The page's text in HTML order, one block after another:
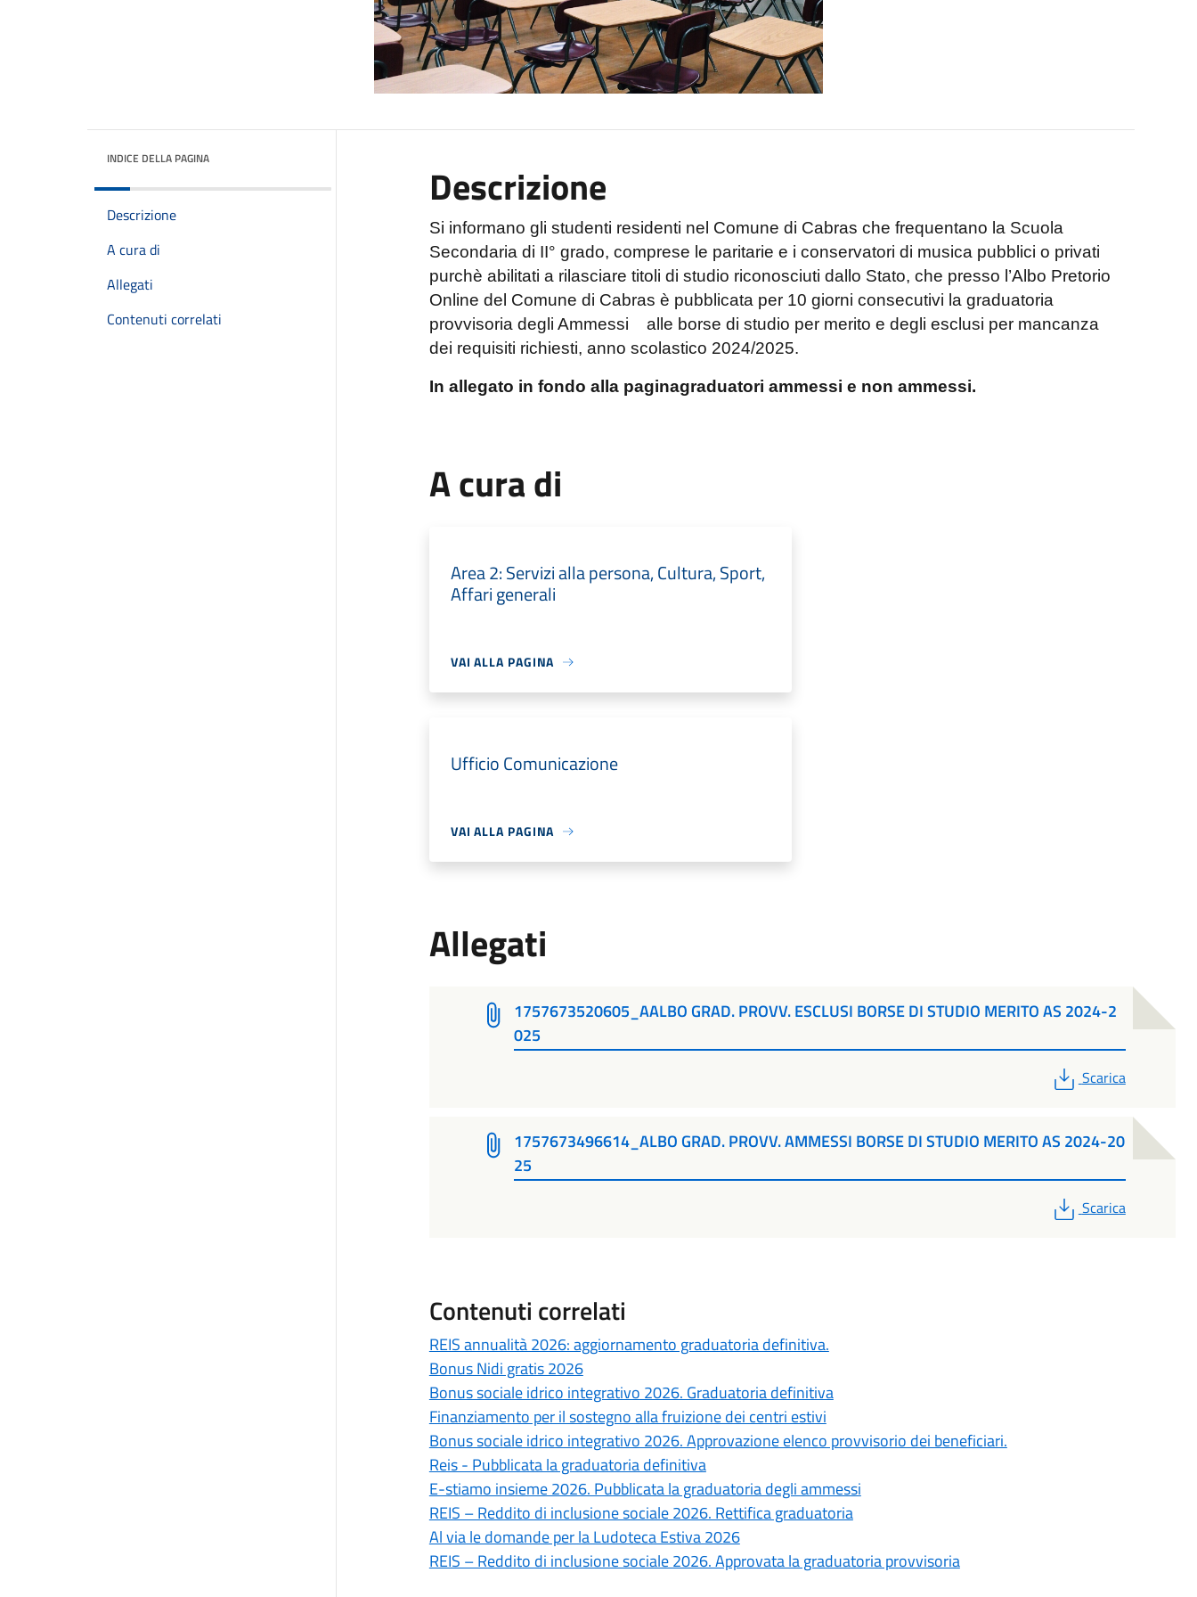
INDICE DELLA PAGINA
Descrizione
A cura di
Allegati
Contenuti correlati
Descrizione
Si informano gli studenti residenti nel Comune di Cabras che frequentano la Scuola
Secondaria di II° grado, comprese le paritarie e i conservatori di musica pubblici o privati
purchè abilitati a rilasciare titoli di studio riconosciuti dallo Stato, che presso l’Albo Pretorio
Online del Comune di Cabras è pubblicata per 10 giorni consecutivi la graduatoria
provvisoria degli Ammessi
alle borse di studio per merito e degli esclusi per mancanza
dei requisiti richiesti, anno scolastico 2024/2025.
In allegato in fondo alla paginagraduatori ammessi e non ammessi.
A cura di
Area 2: Servizi alla persona, Cultura, Sport,
Affari generali
VAI ALLA PAGINA
Ufficio Comunicazione
VAI ALLA PAGINA
Allegati
1757673520605_AALBO GRAD. PROVV. ESCLUSI BORSE DI STUDIO MERITO AS 2024-2
025
PDF
Scarica
1757673496614_ALBO GRAD. PROVV. AMMESSI BORSE DI STUDIO MERITO AS 2024-20
25
PDF
Scarica
Contenuti correlati
REIS annualità 2026: aggiornamento graduatoria definitiva.
Bonus Nidi gratis 2026
Bonus sociale idrico integrativo 2026. Graduatoria definitiva
Finanziamento per il sostegno alla fruizione dei centri estivi
Bonus sociale idrico integrativo 2026. Approvazione elenco provvisorio dei beneficiari.
Reis - Pubblicata la graduatoria definitiva
E-stiamo insieme 2026. Pubblicata la graduatoria degli ammessi
REIS – Reddito di inclusione sociale 2026. Rettifica graduatoria
Al via le domande per la Ludoteca Estiva 2026
REIS – Reddito di inclusione sociale 2026. Approvata la graduatoria provvisoria